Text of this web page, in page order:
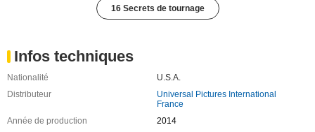
16 Secrets de tournage
Infos techniques
Nationalité
U.S.A.
Distributeur
Universal Pictures International
France
Année de production
2014